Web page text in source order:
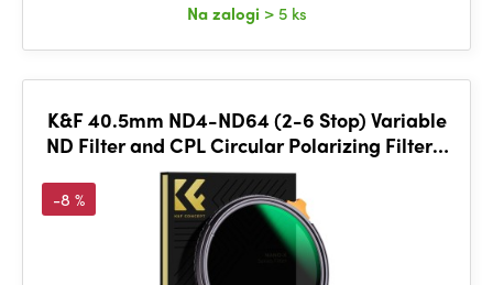
Na zalogi > 5 ks
K&F 40.5mm ND4-ND64 (2-6 Stop) Variable
ND Filter and CPL Circular Polarizing Filter 2
in 1
-8 %